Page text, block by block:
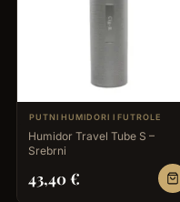
PUTNI HUMIDORI I FUTROLE
Humidor Travel Tube S –
Srebrni
43,40€